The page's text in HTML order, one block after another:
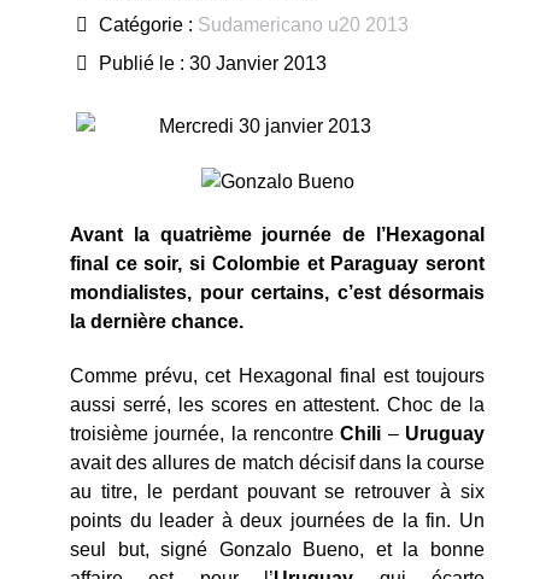
Catégorie : Sudamericano u20 2013
Publié le : 30 Janvier 2013
Mercredi 30 janvier 2013
Avant la quatrième journée de l’Hexagonal
final ce soir, si Colombie et Paraguay seront
mondialistes, pour certains, c’est désormais
la dernière chance.
Comme prévu, cet Hexagonal final est toujours
aussi serré, les scores en attestent. Choc de la
troisième journée, la rencontreChili – Uruguay
avait des allures de match décisif dans la course
au titre, le perdant pouvant se retrouver à six
points du leader à deux journées de la fin. Un
seul but, signé Gonzalo Bueno, et la bonne